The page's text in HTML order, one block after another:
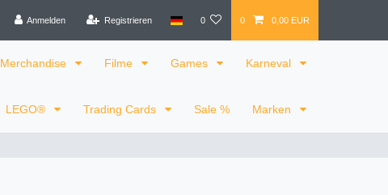
Anmelden Registrieren 0 0 0,00 EUR
Merchandise Filme Games Karneval
LEGO® Trading Cards Sale % Marken